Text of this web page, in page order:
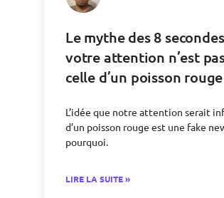
Le mythe des 8
votre attention n’est
celle d’un poisson rouge
L’idée que notre attention serait
d’un poisson rouge est une fake
pourquoi.
LIRE LA SUITE »